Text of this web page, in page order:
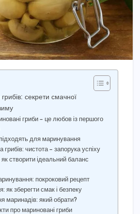
секрети смачної
гриби – це любов із першого
для маринування
грибів: чистота – запорука успіху
створити ідеальний баланс
покроковий рецепт
як зберегти смак і безпеку
маринадів: який обрати?
про мариновані гриби